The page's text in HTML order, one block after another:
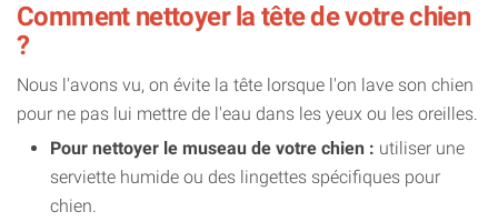
Comment nettoyer la tête de votre chien
?
Nous l'avons vu, on évite la tête lorsque l'on lave son chien
pour ne pas lui mettre de l'eau dans les yeux ou les oreilles.
Pour nettoyer le museau de votre chien : utiliser une
serviette humide ou des lingettes spécifiques pour
chien.